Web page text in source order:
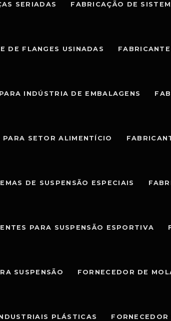
SERIADAS FABRICAÇÃO DE
DE FLANGES USINADAS
INDÚSTRIA DE EMBALAGENS
SETOR ALIMENTÍCIO
DE SUSPENSÃO ESPECIAIS
PARA SUSPENSÃO ESPORTIVA
SUSPENSÃO FORNECEDOR DE
PLÁSTICAS